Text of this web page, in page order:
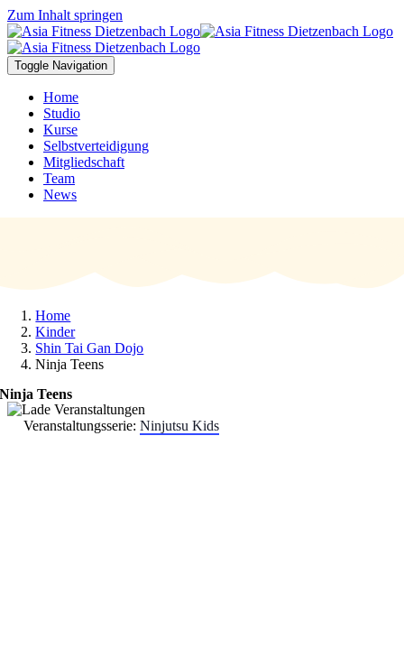
Zum Inhalt springen
Toggle Navigation
Home
Studio
Kurse
Selbstverteidigung
Mitgliedschaft
Team
News
Home
Kinder
Shin Tai Gan Dojo
Ninja Teens
Ninja Teens
Veranstaltungsserie: Ninjutsu Kids